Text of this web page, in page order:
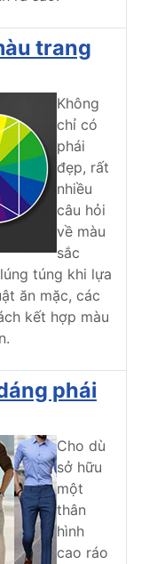
trang
Không
chỉ có
phái
đẹp, rất
nhiều
câu hỏi
về màu
sắc
túng khi lựa
ăn mặc, các
kết hợp màu
phái
Cho dù
sở hữu
một
thân
hình
cao ráo